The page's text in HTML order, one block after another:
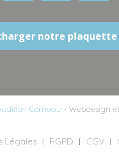
notre plaquette
Cornuau - Webdesign
Légales RGPD CGV